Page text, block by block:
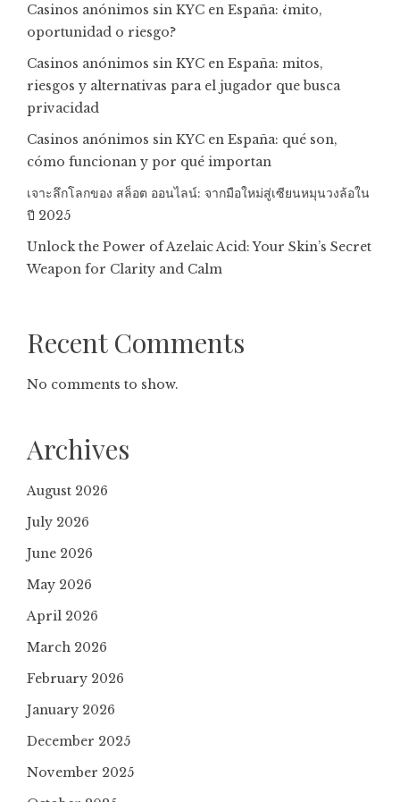
Casinos anónimos sin KYC en España: ¿mito,
oportunidad o riesgo?
Casinos anónimos sin KYC en España: mitos,
riesgos y alternativas para el jugador que busca
privacidad
Casinos anónimos sin KYC en España: qué son,
cómo funcionan y por qué importan
เจาะลึกโลกของ สล็อต ออนไลน์: จากมือใหม่สู่เซียนหมุนวงล้อใน
ปี 2025
Unlock the Power of Azelaic Acid: Your Skin’s Secret
Weapon for Clarity and Calm
Recent Comments
No comments to show.
Archives
August 2026
July 2026
June 2026
May 2026
April 2026
March 2026
February 2026
January 2026
December 2025
November 2025